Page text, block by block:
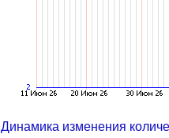
Динамика изменения